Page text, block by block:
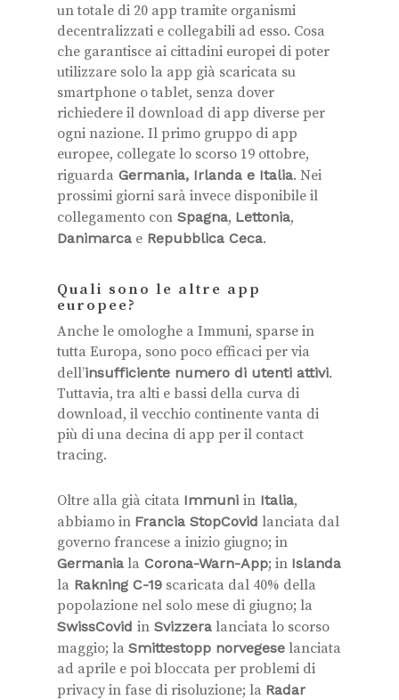
un totale di 20 app tramite organismi
decentralizzati e collegabili ad esso. Cosa
che garantisce ai cittadini europei di poter
utilizzare solo la app già scaricata su
smartphone o tablet, senza dover
richiedere il download di app diverse per
ogni nazione. Il primo gruppo di app
europee, collegate lo scorso 19 ottobre,
riguarda Germania, Irlanda e Italia. Nei
prossimi giorni sarà invece disponibile il
collegamento con Spagna, Lettonia,
Danimarca e Repubblica Ceca.
Quali sono le altre app
europee?
Anche le omologhe a Immuni, sparse in
tutta Europa, sono poco efficaci per via
dell’insufficiente numero di utenti attivi.
Tuttavia, tra alti e bassi della curva di
download, il vecchio continente vanta di
più di una decina di app per il contact
tracing.
Oltre alla già citata Immuni in Italia,
abbiamo in Francia StopCovid lanciata dal
governo francese a inizio giugno; in
Germania la Corona-Warn-App; in Islanda
la Rakning C-19 scaricata dal 40% della
popolazione nel solo mese di giugno; la
SwissCovid in Svizzera lanciata lo scorso
maggio; la Smittestopp norvegese lanciata
ad aprile e poi bloccata per problemi di
privacy in fase di risoluzione; la Radar